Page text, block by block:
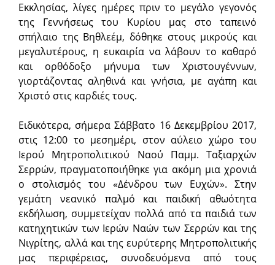
Εκκλησίας, λίγες ημέρες πριν το μεγάλο γεγονός
της Γεννήσεως του Κυρίου μας στο ταπεινό
σπήλαιο της Βηθλεέμ, δόθηκε στους μικρούς και
μεγαλυτέρους, η ευκαιρία να λάβουν το καθαρό
και ορθόδοξο μήνυμα των Χριστουγέννων,
γιορτάζοντας αληθινά και γνήσια, με αγάπη και
Χριστό στις καρδιές τους.
Ειδικότερα, σήμερα Σάββατο 16 Δεκεμβρίου 2017,
στις 12:00 το μεσημέρι, στον αύλειο χώρο του
Ιερού Μητροπολιτικού Ναού Παμμ. Ταξιαρχών
Σερρών, πραγματοποιήθηκε για ακόμη μια χρονιά
ο στολισμός του «Δένδρου των Ευχών». Στην
γεμάτη νεανικό παλμό και παιδική αθωότητα
εκδήλωση, συμμετείχαν πολλά από τα παιδιά των
κατηχητικών των Ιερών Ναών των Σερρών και της
Νιγρίτης, αλλά και της ευρύτερης Μητροπολιτικής
μας περιφέρειας, συνοδευόμενα από τους